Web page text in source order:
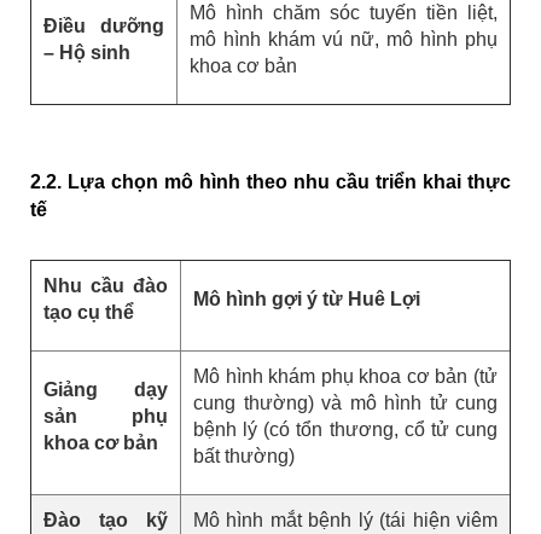
Điều dưỡng
– Hộ sinh
Mô hình chăm sóc tuyến tiền liệt,
mô hình khám vú nữ, mô hình phụ
khoa cơ bản
2.2. Lựa chọn mô hình theo nhu cầu triển khai thực
tế
Nhu cầu đào
tạo cụ thể
Mô hình gợi ý từ Huê Lợi
Giảng dạy
sản phụ
khoa cơ bản
Mô hình khám phụ khoa cơ bản (tử
cung thường) và mô hình tử cung
bệnh lý (có tổn thương, cổ tử cung
bất thường)
Đào tạo kỹ
Mô hình mắt bệnh lý (tái hiện viêm